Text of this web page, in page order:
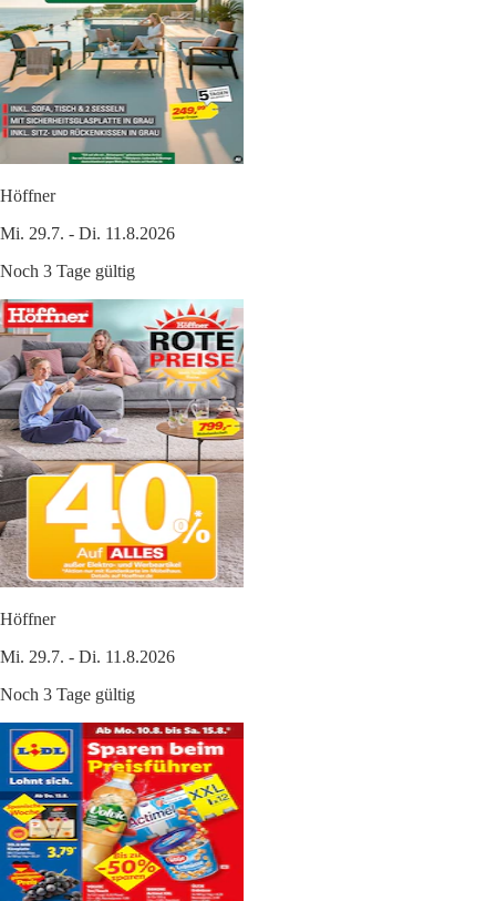
Höffner
Mi. 29.7. - Di. 11.8.2026
Noch 3 Tage gültig
Höffner
Mi. 29.7. - Di. 11.8.2026
Noch 3 Tage gültig